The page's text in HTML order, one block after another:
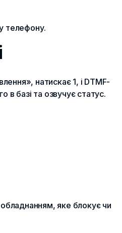
телефону.
натискає 1, і DTMF-
в базі та озвучує статус.
яке блокує чи